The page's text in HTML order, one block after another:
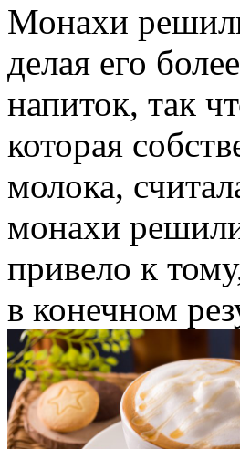
Монахи
делая его
напиток, так
которая
молока,
монахи
привело к
в конечном